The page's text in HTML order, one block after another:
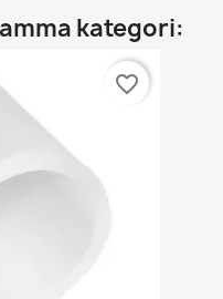
kategori:
favorite_border